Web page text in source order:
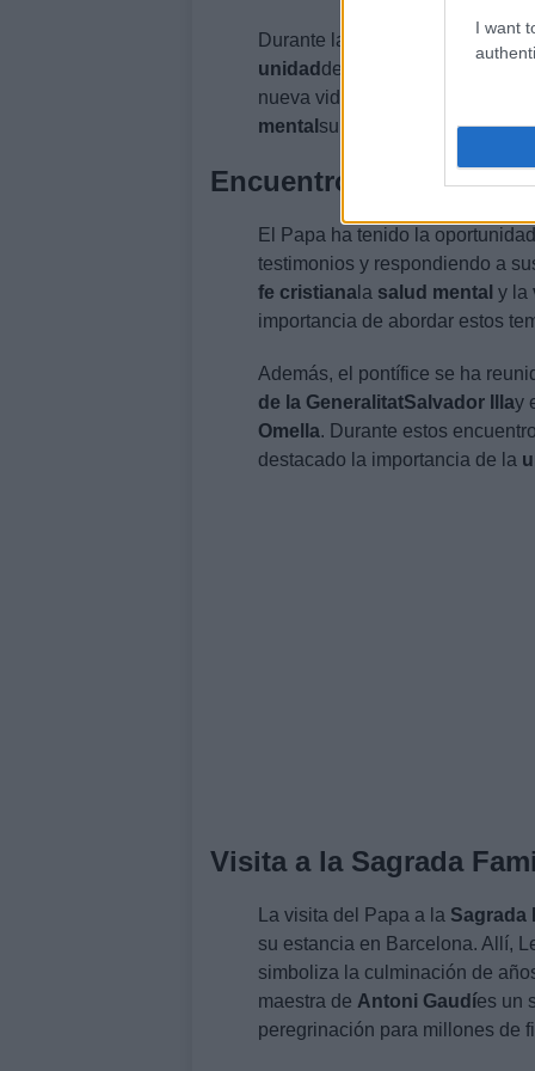
I want
Durante la vigilia, el Papa
unidad destacando la
nueva vida. También ha
mental subrayando que el
Encuentros con
El Papa ha tenido la
testimonios y respondiendo a
fe cristiana la salud mental y la
importancia de abordar estos
Además, el pontífice se ha
de la GeneralitatSalvador Illay
Omella. Durante estos
destacado la importancia de la
Visita a la Sagrada
La visita del Papa a la Sagrada
su estancia en Barcelona. Allí,
simboliza la culminación de
maestra de Antoni Gaudíes un
peregrinación para millones de